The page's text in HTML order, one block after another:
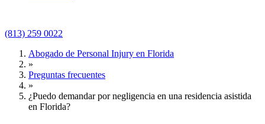
(813) 259 0022
Abogado de Personal Injury en Florida
»
Preguntas frecuentes
»
¿Puedo demandar por negligencia en una residencia asistida
en Florida?